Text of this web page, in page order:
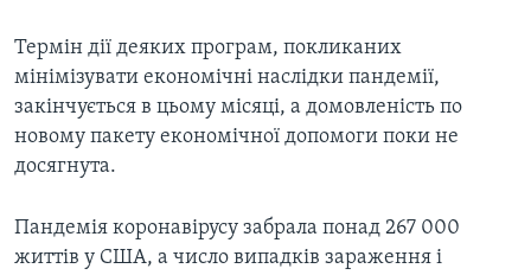
Термін дії деяких програм, покликаних
мінімізувати економічні наслідки пандемії,
закінчується в цьому місяці, а домовленість по
новому пакету економічної допомоги поки не
досягнута.
Пандемія коронавірусу забрала понад 267 000
життів у США, а число випадків зараження і